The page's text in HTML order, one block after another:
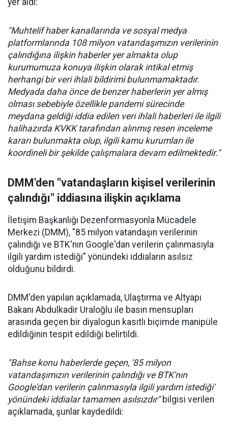
yer aldı:
"Muhtelif haber kanallarında ve sosyal medya
platformlarında 108 milyon vatandaşımızın verilerinin
çalındığına ilişkin haberler yer almakta olup
kurumumuza konuya ilişkin olarak intikal etmiş
herhangi bir veri ihlali bildirimi bulunmamaktadır.
Medyada daha önce de benzer haberlerin yer almış
olması sebebiyle özellikle pandemi sürecinde
meydana geldiği iddia edilen veri ihlali haberleri ile ilgili
halihazırda KVKK tarafından alınmış resen inceleme
kararı bulunmakta olup, ilgili kamu kurumları ile
koordineli bir şekilde çalışmalara devam edilmektedir."
DMM'den "vatandaşların kişisel verilerinin
çalındığı" iddiasına ilişkin açıklama
İletişim Başkanlığı Dezenformasyonla Mücadele
Merkezi (DMM), "85 milyon vatandaşın verilerinin
çalındığı ve BTK'nın Google'dan verilerin çalınmasıyla
ilgili yardım istediği" yönündeki iddiaların asılsız
olduğunu bildirdi.
DMM'den yapılan açıklamada, Ulaştırma ve Altyapı
Bakanı Abdulkadir Uraloğlu ile basın mensupları
arasında geçen bir diyalogun kasıtlı biçimde manipüle
edildiğinin tespit edildiği belirtildi.
"Bahse konu haberlerde geçen, '85 milyon
vatandaşımızın verilerinin çalındığı ve BTK'nın
Google'dan verilerin çalınmasıyla ilgili yardım istediği'
yönündeki iddialar tamamen asılsızdır"bilgisi verilen
açıklamada, şunlar kaydedildi: